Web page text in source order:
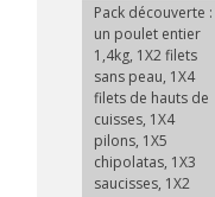
Pack découverte :
un poulet entier
1,4kg, 1X2 filets
sans peau, 1X4
filets de hauts de
cuisses, 1X4
pilons, 1X5
chipolatas, 1X3
saucisses, 1X2